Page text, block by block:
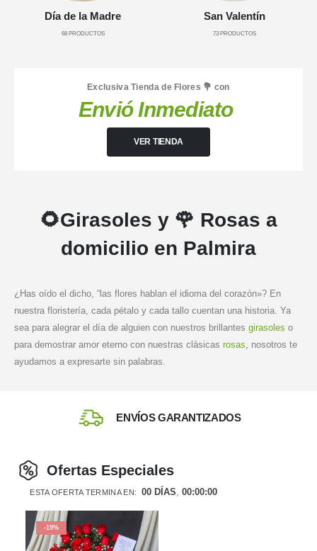
Día de la Madre
68PRODUCTOS
San Valentín
73PRODUCTOS
Exclusiva Tienda de Flores 💐 con
Envió Inmediato
VER TIENDA
🌻Girasoles y 🌹 Rosas a
domicilio en Palmira
¿Has oído el dicho, “las flores hablan el idioma del corazón»? En
nuestra floristería, cada pétalo y cada tallo cuentan una historia. Ya
sea para alegrar el día de alguien con nuestros brillantes girasoles o
para demostrar amor eterno con nuestras clásicas rosas, nosotros te
ayudamos a expresarte sin palabras.
ENVÍOS GARANTIZADOS
Ofertas Especiales
ESTA OFERTA TERMINA EN: 00 DÍAS 00:00:00
-19%